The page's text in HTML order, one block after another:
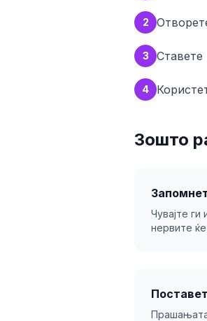
2
3 Ставете
4
Зошто
Чувајте
нервите
Прашањата